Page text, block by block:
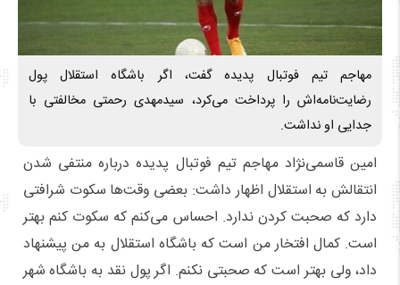
مهاجم تیم فوتبال پدیده گفت، اگر باشگاه استقلال پول
رضایت‌نامه‌اش را پرداخت می‌کرد، سیدمهدی رحمتی مخالفتی با
جدایی او نداشت.
امین قاسمی‌نژاد مهاجم تیم فوتبال پدیده درباره منتفی شدن
انتقالش به استقلال اظهار داشت: بعضی وقت‌ها سکوت شرافتی
دارد که صحبت کردن ندارد. احساس می‌کنم که سکوت کنم بهتر
است. کمال افتخار من است که باشگاه استقلال به من پیشنهاد
داد، ولی بهتر است که صحبتی نکنم. اگر پول نقد به باشگاه شهر